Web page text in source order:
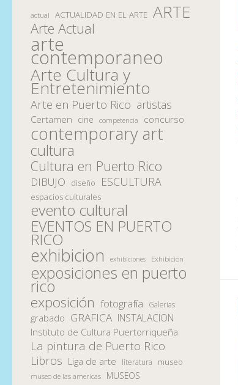
actual ACTUALIDAD EN EL ARTE ARTE
Arte Actual
arte
contemporaneo
Arte Cultura y
Entretenimiento
Arte en Puerto Rico artistas
Certamen cine competencia concurso
contemporary art
cultura
Cultura en Puerto Rico
DIBUJO diseño ESCULTURA
espacios culturales
evento cultural
EVENTOS EN PUERTO
RICO
exhibicion exhibiciones Exhibición
exposiciones en puerto
rico
exposición fotografía Galerias
grabado GRAFICA INSTALACION
Instituto de Cultura Puertorriqueña
La pintura de Puerto Rico
Libros Liga de arte literatura museo
museo de las americas MUSEOS